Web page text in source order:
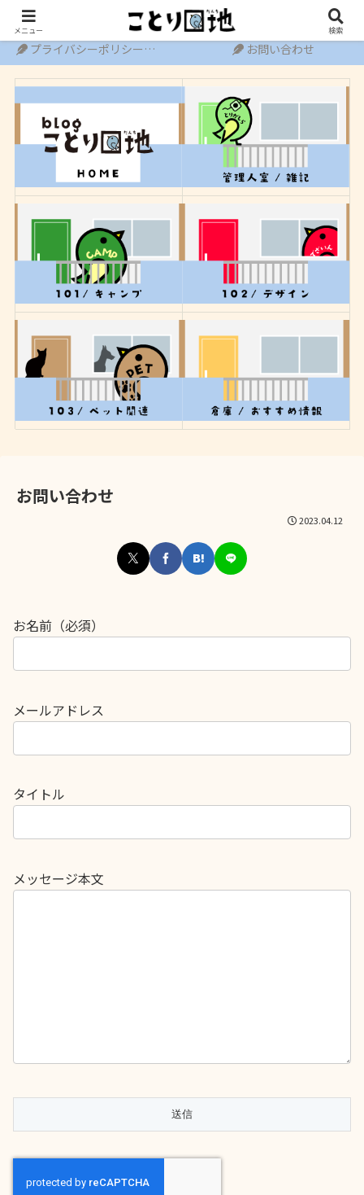
プライバシーポリシー・免責事項
お問い合わせ
お問い合わせ
2023.04.12
お名前（必須）
メールアドレス
タイトル
メッセージ本文
メニュー 検索